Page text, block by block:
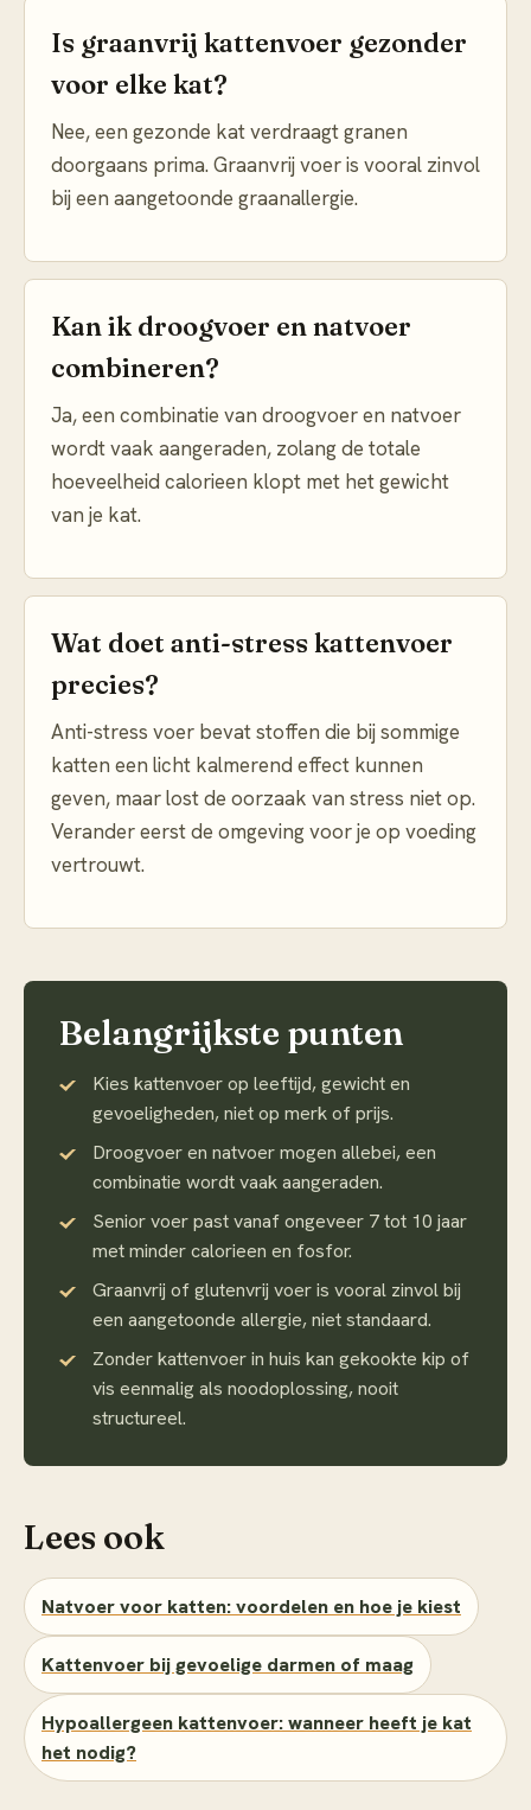
Is graanvrij kattenvoer gezonder
voor elke kat?
Nee, een gezonde kat verdraagt granen
doorgaans prima. Graanvrij voer is vooral zinvol
bij een aangetoonde graanallergie.
Kan ik droogvoer en natvoer
combineren?
Ja, een combinatie van droogvoer en natvoer
wordt vaak aangeraden, zolang de totale
hoeveelheid calorieen klopt met het gewicht
van je kat.
Wat doet anti-stress kattenvoer
precies?
Anti-stress voer bevat stoffen die bij sommige
katten een licht kalmerend effect kunnen
geven, maar lost de oorzaak van stress niet op.
Verander eerst de omgeving voor je op voeding
vertrouwt.
Belangrijkste punten
Kies kattenvoer op leeftijd, gewicht en
gevoeligheden, niet op merk of prijs.
Droogvoer en natvoer mogen allebei, een
combinatie wordt vaak aangeraden.
Senior voer past vanaf ongeveer 7 tot 10 jaar
met minder calorieen en fosfor.
Graanvrij of glutenvrij voer is vooral zinvol bij
een aangetoonde allergie, niet standaard.
Zonder kattenvoer in huis kan gekookte kip of
vis eenmalig als noodoplossing, nooit
structureel.
Lees ook
Natvoer voor katten: voordelen en hoe je kiest
Kattenvoer bij gevoelige darmen of maag
Hypoallergeen kattenvoer: wanneer heeft je kat
het nodig?